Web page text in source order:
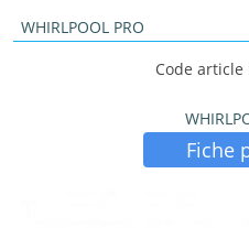
WHIRLPOOL PRO
Code article
Fiche